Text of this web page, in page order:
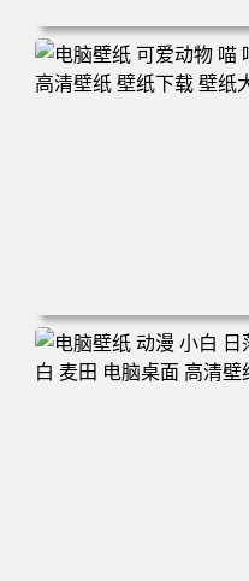
电脑壁纸 动漫 冬季 公交
160 电脑桌面 高清壁纸 壁
电脑壁纸 可爱动物 喵 喵
纸 壁纸下载 壁纸大全